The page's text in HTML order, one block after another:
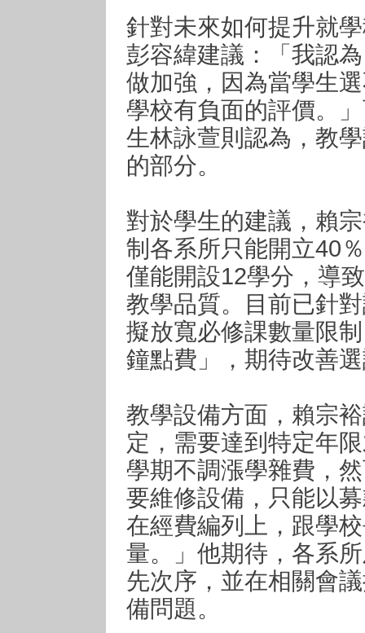
針對未來如何提升就
彭容緯建議：「我認
做加強，因為當學生
學校有負面的評價。
生林詠萱則認為，教
的部分。
對於學生的建議，賴
制各系所只能開立40
僅能開設12學分，導
教學品質。目前已針
擬放寬必修課數量限
鐘點費」，期待改善
教學設備方面，賴宗
定，需要達到特定年
學期不調漲學雜費，
要維修設備，只能以
在經費編列上，跟學
量。」他期待，各系
先次序，並在相關會
備問題。